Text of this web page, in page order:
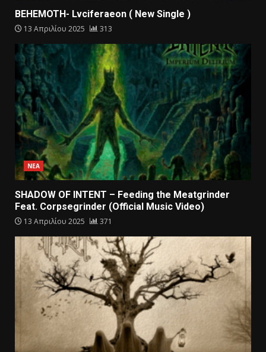
BEHEMOTH- Lvciferaeon ( New Single )
13 Απριλίου 2025 313
ΝΕΑ
SHADOW OF INTENT – Feeding the Meatgrinder
Feat. Corpsegrinder (Official Music Video)
13 Απριλίου 2025 371